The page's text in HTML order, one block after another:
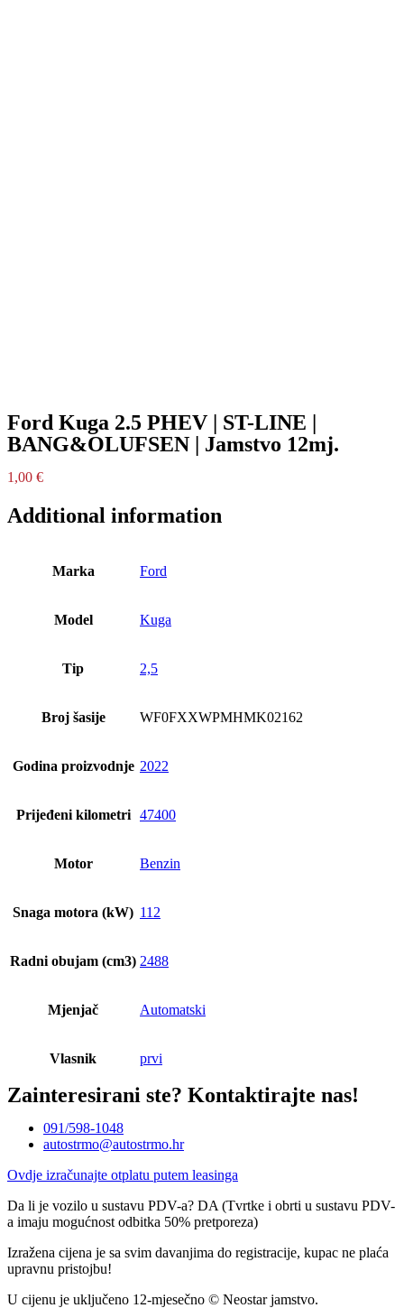
Ford Kuga 2.5 PHEV | ST-LINE |
BANG&OLUFSEN | Jamstvo 12mj.
1,00 €
Additional information
Marka Ford
Model Kuga
Tip 2,5
Broj šasije WF0FXXWPMHMK02162
Godina proizvodnje 2022
Prijeđeni kilometri 47400
Motor Benzin
Snaga motora (kW) 112
Radni obujam (cm3) 2488
Mjenjač Automatski
Vlasnik prvi
Zainteresirani ste? Kontaktirajte nas!
091/598-1048
autostrmo@autostrmo.hr
Ovdje izračunajte otplatu putem leasinga
Da li je vozilo u sustavu PDV-a? DA (Tvrtke i obrti u sustavu PDV-
a imaju mogućnost odbitka 50% pretporeza)
Izražena cijena je sa svim davanjima do registracije, kupac ne plaća
upravnu pristojbu!
U cijenu je uključeno 12-mjesečno © Neostar jamstvo.